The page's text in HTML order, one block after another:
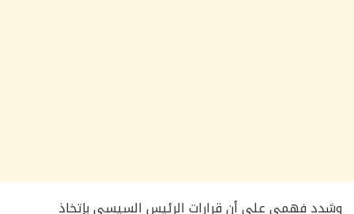
وشدد فهمي على أن قرارات الرئيس السيسي بإتخاذ